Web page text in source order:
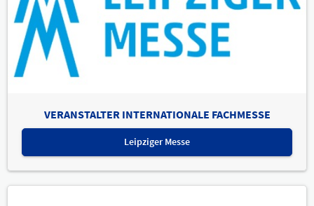
VERANSTALTER INTERNATIONALE FACHMESSE
Leipziger Messe